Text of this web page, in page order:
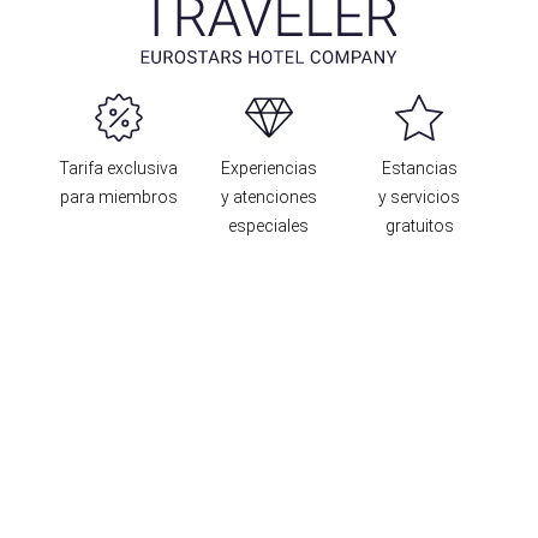
Tarifa exclusiva
para miembros
Experiencias
y atenciones
especiales
Estancias
y servicios
gratuitos